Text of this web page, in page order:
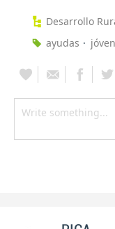
Desarrollo
ayudas